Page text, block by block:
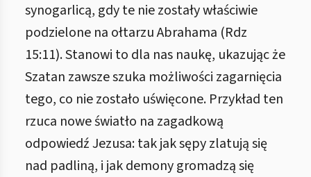
synogarlicą, gdy te nie zostały właściwie
podzielone na ołtarzu Abrahama (Rdz
15:11). Stanowi to dla nas naukę, ukazując że
Szatan zawsze szuka możliwości zagarnięcia
tego, co nie zostało uświęcone. Przykład ten
rzuca nowe światło na zagadkową
odpowiedź Jezusa: tak jak sępy zlatują się
nad padliną, i jak demony gromadzą się